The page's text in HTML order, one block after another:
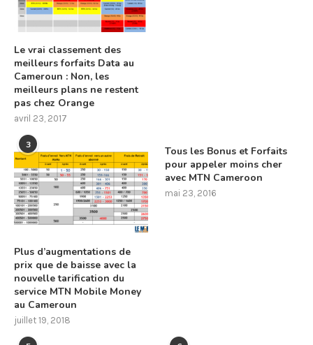
Le vrai classement des
meilleurs forfaits Data au
Cameroun : Non, les
meilleurs plans ne restent
pas chez Orange
avril 23, 2017
3
Plus d’augmentations de
prix que de baisse avec la
nouvelle tarification du
service MTN Mobile Money
au Cameroun
juillet 19, 2018
Tous les Bonus et Forfaits
pour appeler moins cher
avec MTN Cameroon
mai 23, 2016